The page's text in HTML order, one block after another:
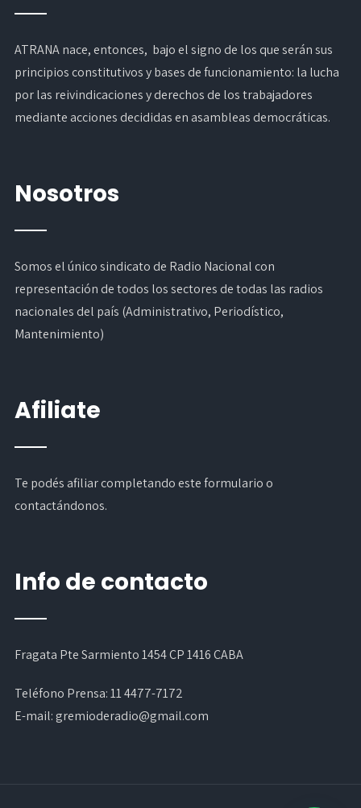
ATRANA nace, entonces, bajo el signo de los que serán sus
principios constitutivos y bases de funcionamiento: la lucha
por las reivindicaciones y derechos de los trabajadores
mediante acciones decididas en asambleas democráticas.
Nosotros
Somos el único sindicato de Radio Nacional con
representación de todos los sectores de todas las radios
nacionales del país (Administrativo, Periodístico,
Mantenimiento)
Afiliate
Te podés afiliar completandoeste formularioo
contactándonos.
Info de contacto
Fragata Pte Sarmiento 1454 CP 1416 CABA
Teléfono Prensa:11 4477-7172
E-mail:gremioderadio@gmail.com